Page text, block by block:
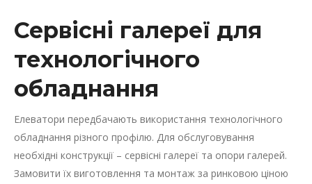
Сервісні галереї для
технологічного
обладнання
Елеватори передбачають використання технологічного
обладнання різного профілю. Для обслуговування
необхідні конструкції – сервісні галереї та опори галерей.
Замовити їх виготовлення та монтаж за ринковою ціною